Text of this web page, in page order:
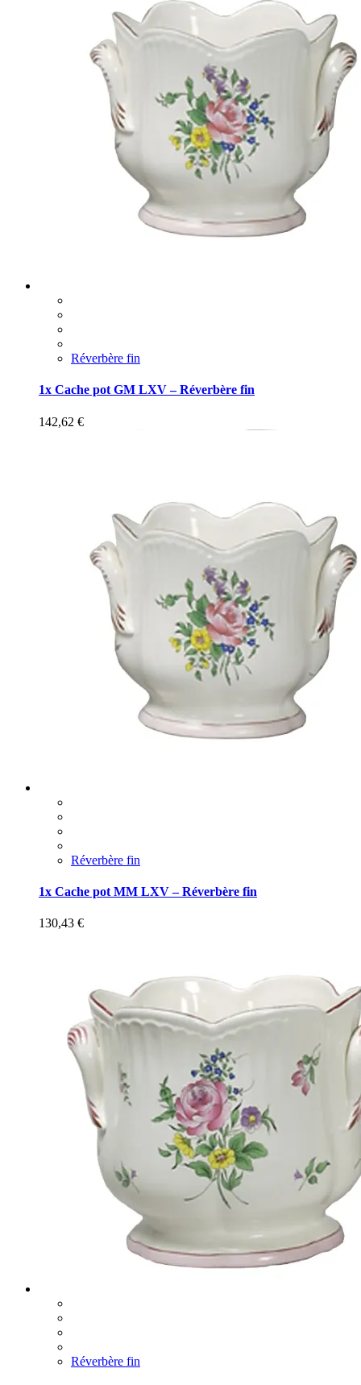
Réverbère fin
1x Cache pot GM LXV – Réverbère fin
142,62 €
Réverbère fin
1x Cache pot MM LXV – Réverbère fin
130,43 €
Réverbère fin